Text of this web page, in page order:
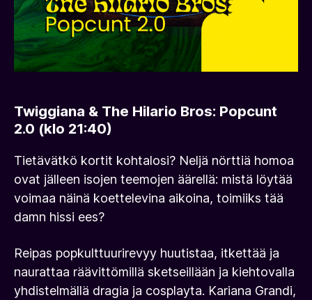
Twiggiana & The Hilario Bros: Popcunt
2.0 (klo 21:40)
Tietävätkö kortit kohtalosi? Neljä nörttiä homoa
ovat jälleen isojen teemojen äärellä: mistä löytää
voimaa näinä koettelevina aikoina, toimiiks tää
damn hissi ees?
Reipas popkulttuurirevyy huutistaa, itkettää ja
naurattaa räävittömillä sketseillään ja kiehtovalla
yhdistelmällä dragia ja cosplayta. Kariana Grandi,